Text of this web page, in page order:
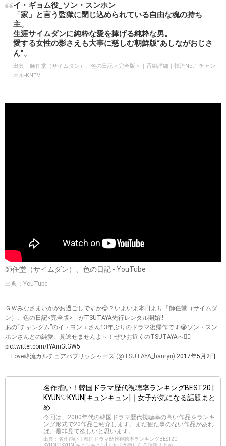
イ・ギョム役_ソン・スンホン
「家」と言う監獄に閉じ込められている自由な魂の持ち
主。
生涯サイムダンに純粋な愛を捧げる純粋な男。
愛する女性の影さえも大事に慈しむ朝鮮版“あしながおじさ
ん”。
出典： 師任堂（サイムダン）、色の日記＜完全版＞｜番組詳細｜韓流No.1 チャン
ネル-KNTV
師任堂（サイムダン）、色の日記 - YouTube
出典：YouTube
ＧＷみなさまいかがお過ごしですか😊？いよいよ本日より「師任堂（サイムダ
ン）、色の日記<完全版>」がTSUTAYA先行レンタル開始‼️
あの“チャングム”のイ・ヨンエさん13年ぶりのドラマ復帰作です😭ソン・スン
ホンさんとの純愛、見逃せませんよ～！ぜひお近くのTSUTAYAへ🏃‍♀️
pic.twitter.com/tYAinGtGW5
— Love韓流カルチュアパブリッシャーズ (@TSUTAYA_hanryu) 2017年5月2日
名作揃い！韓国ドラマ歴代視聴率ランキングBEST20 |
KYUN♡KYUN[キュンキュン]｜女子が気になる話題まと
め
今回は、2000年代の韓国ドラマ歴代視聴率の高い作品をランキ
ング形式で20作品ご紹介します。まだ観た事のない作品があれ
ば、是非見て欲しいと思います。
出典：名作揃い！韓国ドラマ歴代視聴率ランキングBEST20 |